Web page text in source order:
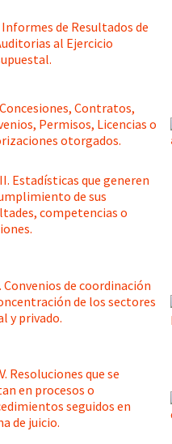
Informes de Resultados de
al Ejercicio
Concesiones, Contratos,
Permisos, Licencias o
otorgados.
Estadísticas que generen
de sus
competencias o
Convenios de coordinación
de los sectores
y privado.
Resoluciones que se
en procesos o
seguidos en
de juicio.